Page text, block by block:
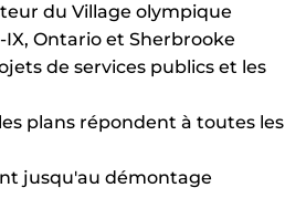
du Village olympique
Ontario et Sherbrooke
de services publics et les
plans répondent à toutes les
jusqu'au démontage